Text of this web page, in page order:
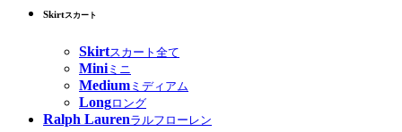
Skirtスカート
Skirtスカート全て
Miniミニ
Medium ミディアム
Longロング
Ralph Laurenラルフローレン